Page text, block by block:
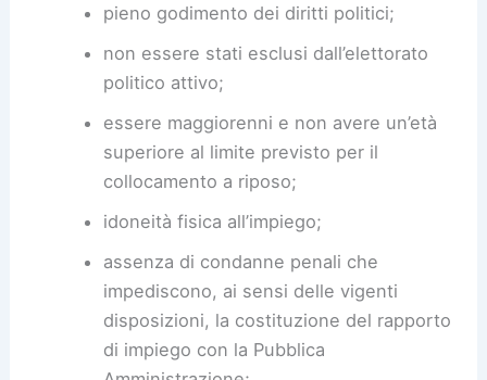
pieno godimento dei diritti politici;
non essere stati esclusi dall’elettorato
politico attivo;
essere maggiorenni e non avere un’età
superiore al limite previsto per il
collocamento a riposo;
idoneità fisica all’impiego;
assenza di condanne penali che
impediscono, ai sensi delle vigenti
disposizioni, la costituzione del rapporto
di impiego con la Pubblica